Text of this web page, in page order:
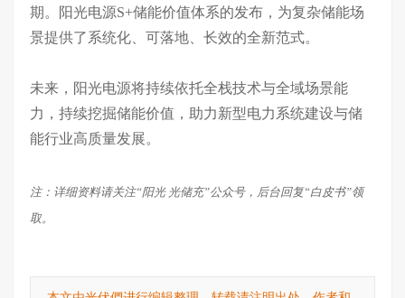
期。
阳光电源S+储能价值体系的发布，为复杂储能场
景提供了系统化、可落地、长效的全新范式。
未来，阳光电源将持续依托全栈技术与全域场景能
力，持续挖掘储能价值，助力新型电力系统建设与储
能行业高质量发展。
注：详细资料请关注“阳光 光储充”公众号，后台回复“白皮书”领
取。